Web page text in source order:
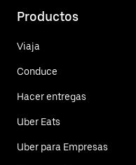
Productos
Viaja
Conduce
Hacer entregas
Uber Eats
Uber para Empresas